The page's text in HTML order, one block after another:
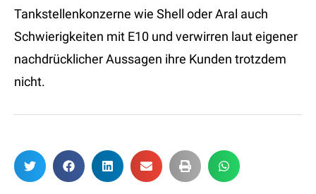
Tankstellenkonzerne wie Shell oder Aral auch
Schwierigkeiten mit E10 und verwirren laut eigener
nachdrücklicher Aussagen ihre Kunden trotzdem
nicht.